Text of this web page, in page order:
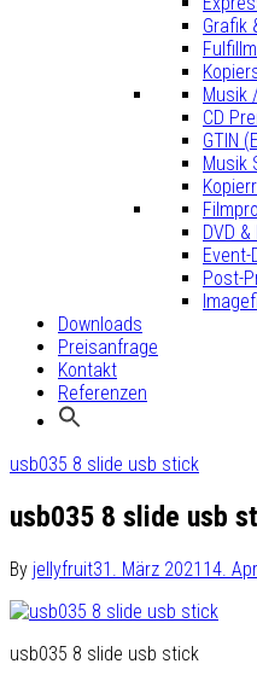
Grafik
Musik
CD
GTIN
Musik
DVD
Event-
Post-
Downloads
Preisanfrage
Kontakt
Referenzen
usb035 8 slide usb stick
usb035 8 slide usb
By jellyfruit31. März 2021 14.
usb035 8 slide usb stick